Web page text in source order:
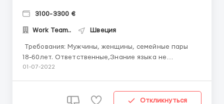
3100-3300 €
Work Team.. Швеция
18−60лет. Ответственные,Знание языка не
требуется — Обязанности : -комплектация заказов;
на брак. Условия: Оплата труда : 16 евр...
01-07-2022
Откликнуться